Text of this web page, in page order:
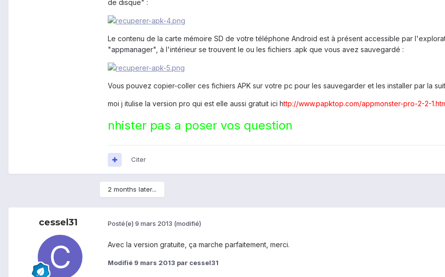
de disque" :
Le contenu de la carte mémoire SD de votre téléphone Android est à présent accessible par
"appmanager", à l'intérieur se trouvent le ou les fichiers .apk que vous avez sauvegardé :
Vous pouvez copier-coller ces fichiers APK sur votre pc pour les sauvegarder et les installer par la
moi j itulise la version pro qui est elle aussi gratuit ici http://www.papktop.com/appmonster-pro-2-2-
nhister pas a poser vos question
Citer
2 months later...
cessel31 Posté(e) 9 mars 2013 (modifié)
Avec la version gratuite, ça marche parfaitement, merci.
Modifié 9 mars 2013 par cessel31